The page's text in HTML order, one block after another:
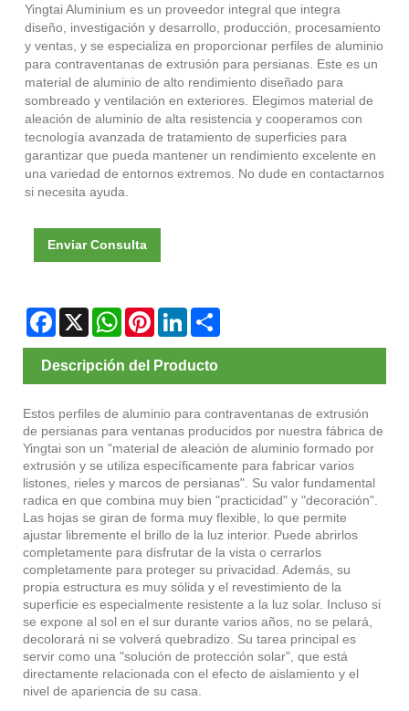
Yingtai Aluminium es un proveedor integral que integra
diseño, investigación y desarrollo, producción, procesamiento
y ventas, y se especializa en proporcionar perfiles de aluminio
para contraventanas de extrusión para persianas. Este es un
material de aluminio de alto rendimiento diseñado para
sombreado y ventilación en exteriores. Elegimos material de
aleación de aluminio de alta resistencia y cooperamos con
tecnología avanzada de tratamiento de superficies para
garantizar que pueda mantener un rendimiento excelente en
una variedad de entornos extremos. No dude en contactarnos
si necesita ayuda.
Enviar Consulta
Facebook
X WhatsAppPinterestLinkedIn
Descripción del Producto
Estos perfiles de aluminio para contraventanas de extrusión
de persianas para ventanas producidos por nuestra fábrica de
Yingtai son un "material de aleación de aluminio formado por
extrusión y se utiliza específicamente para fabricar varios
listones, rieles y marcos de persianas". Su valor fundamental
radica en que combina muy bien "practicidad" y "decoración".
Las hojas se giran de forma muy flexible, lo que permite
ajustar libremente el brillo de la luz interior. Puede abrirlos
completamente para disfrutar de la vista o cerrarlos
completamente para proteger su privacidad. Además, su
propia estructura es muy sólida y el revestimiento de la
superficie es especialmente resistente a la luz solar. Incluso si
se expone al sol en el sur durante varios años, no se pelará,
decolorará ni se volverá quebradizo. Su tarea principal es
servir como una "solución de protección solar", que está
directamente relacionada con el efecto de aislamiento y el
nivel de apariencia de su casa.